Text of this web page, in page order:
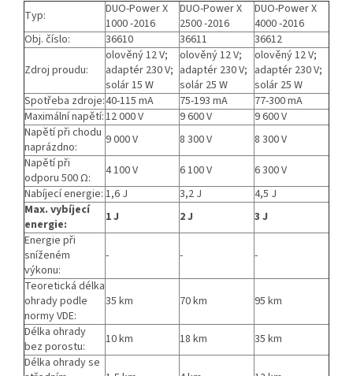
Typ:
DUO-Power X
1000 -2016
DUO-Power X
2500 -2016
DUO-Power X
4000 -2016
Obj. číslo:
36610 36611
36612
Zdroj proudu:
olověný 12 V;
adaptér 230 V;
solár 15 W
olověný 12 V;
adaptér 230 V;
solár 25 W
olověný 12 V;
adaptér 230 V;
solár 25 W
Spotřeba zdroje:40-115 mA 75-193 mA
77-300 mA
Maximální napětí:12 000 V 9 600 V
9 600 V
Napětí při chodu
naprázdno:
9 000 V 8 300 V
8 300 V
Napětí při
odporu 500 Ω:
4 100 V 6 100 V
6 300 V
Nabíjecí energie: 1,6 J 3,2 J
4,5 J
Max. vybíjecí
energie:
1 J 2 J
3 J
Energie při
sníženém
výkonu:
- -
-
Teoretická délka
ohrady podle
normy VDE:
35 km 70 km
95 km
Délka ohrady
bez porostu:
10 km 18 km
35 km
Délka ohrady se